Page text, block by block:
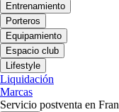
Entrenamiento
Porteros
Equipamiento
Espacio club
Lifestyle
Liquidación
Marcas
Servicio postventa en